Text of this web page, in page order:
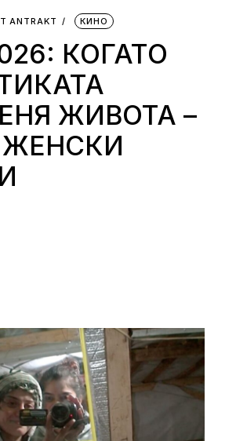
АNTRAKT КИНО
КОГАТО
ЖИВОТА –